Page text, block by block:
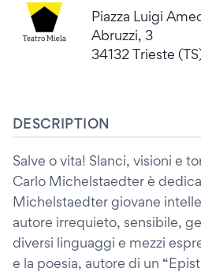
Piazza Luigi
Abruzzi, 3
34132 Trieste
DESCRIPTION
Salve o vita! Slanci, visioni e
Carlo Michelstaedter è
Michelstaedter giovane
autore irrequieto, sensibile,
diversi linguaggi e mezzi
e la poesia, autore di un